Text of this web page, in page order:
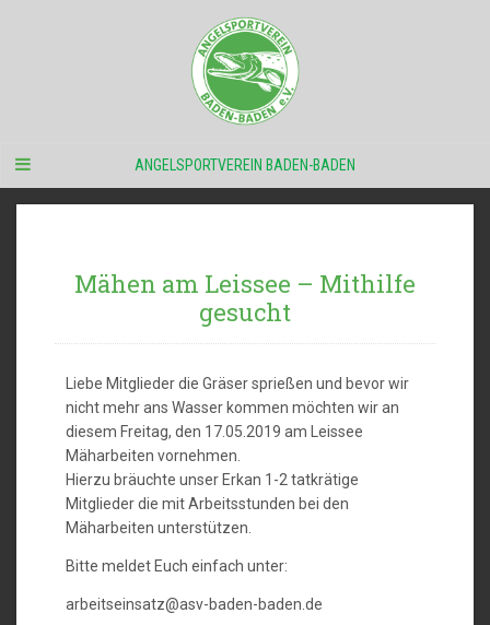
ANGELSPORTVEREIN BADEN-BADEN
Mähen am Leissee – Mithilfe
gesucht
Liebe Mitglieder die Gräser sprießen und bevor wir
nicht mehr ans Wasser kommen möchten wir an
diesem Freitag, den 17.05.2019 am Leissee
Mäharbeiten vornehmen.
Hierzu bräuchte unser Erkan 1-2 tatkrätige
Mitglieder die mit Arbeitsstunden bei den
Mäharbeiten unterstützen.
Bitte meldet Euch einfach unter:
arbeitseinsatz@asv-baden-baden.de